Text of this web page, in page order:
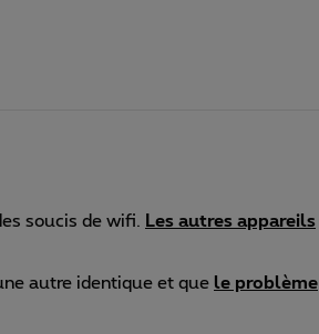
soucis de wifi.
Les autres appareils
autre identique et que le problème